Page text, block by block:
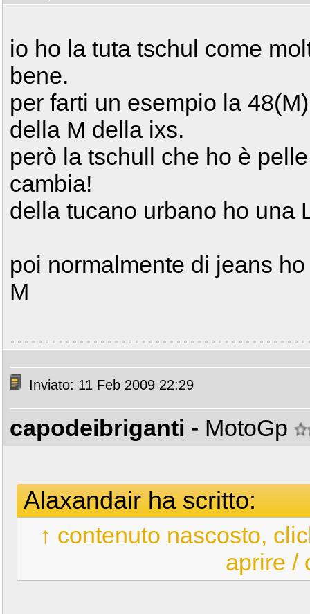
io ho la tuta tschul come
bene.
per farti un esempio la
della M della ixs.
però la tschull che ho è
cambia!
della tucano urbano ho una
poi normalmente di jeans
M
Inviato: 11 Feb 2009 22:29
capodeibriganti - MotoGp
Alaxandair ha scritto:
↑ contenuto nascosto,
aprire /